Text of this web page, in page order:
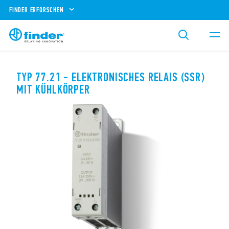
FINDER ERFORSCHEN
TYP 77.21 - ELEKTRONISCHES RELAIS (SSR)
MIT KÜHLKÖRPER